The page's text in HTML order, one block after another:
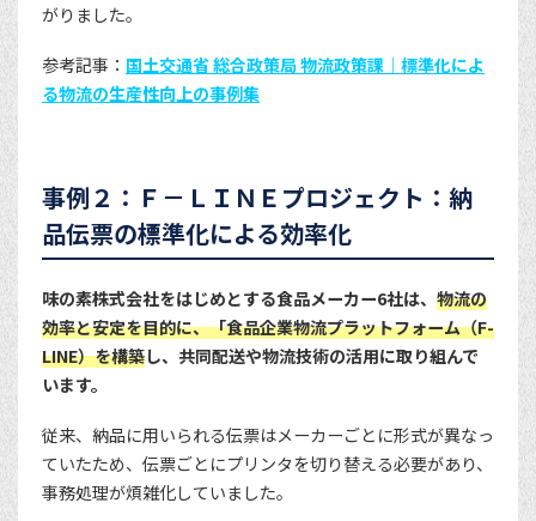
がりました。
参考記事： 国土交通省 総合政策局 物流政策課｜標準化によ
る物流の生産性向上の事例集
事例２：Ｆ－ＬＩＮＥプロジェクト：納
品伝票の標準化による効率化
味の素株式会社をはじめとする食品メーカー6社は、 物流の
効率と安定を目的に、「食品企業物流プラットフォーム（F-
LINE）を構築し、共同配送や物流技術の活用に取り組んで
います。
従来、納品に用いられる伝票はメーカーごとに形式が異なっ
ていたため、伝票ごとにプリンタを切り替える必要があり、
事務処理が煩雑化していました。